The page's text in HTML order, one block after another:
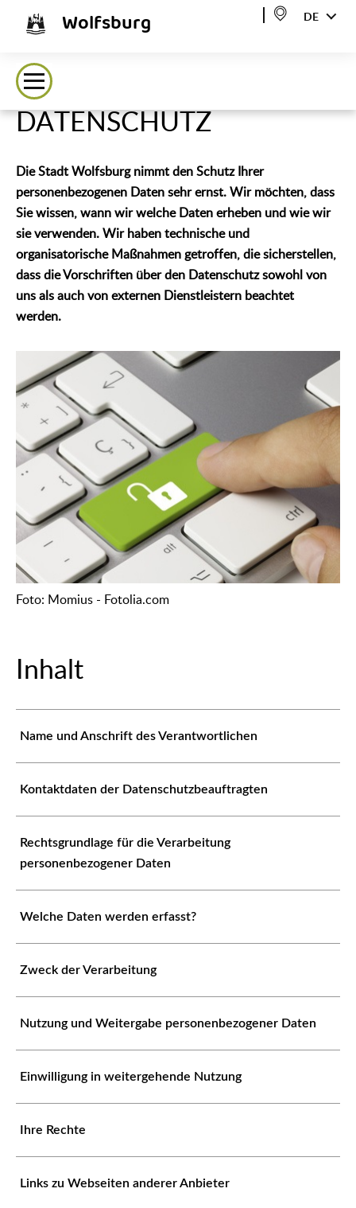
Wolfsburg DE
DATENSCHUTZ
Die Stadt Wolfsburg nimmt den Schutz Ihrer
personenbezogenen Daten sehr ernst. Wir möchten, dass
Sie wissen, wann wir welche Daten erheben und wie wir
sie verwenden. Wir haben technische und
organisatorische Maßnahmen getroffen, die sicherstellen,
dass die Vorschriften über den Datenschutz sowohl von
uns als auch von externen Dienstleistern beachtet
werden.
Foto: Momius - Fotolia.com
Inhalt
Name und Anschrift des Verantwortlichen
Kontaktdaten der Datenschutzbeauftragten
Rechtsgrundlage für die Verarbeitung
personenbezogener Daten
Welche Daten werden erfasst?
Zweck der Verarbeitung
Nutzung und Weitergabe personenbezogener Daten
Einwilligung in weitergehende Nutzung
Ihre Rechte
Links zu Webseiten anderer Anbieter